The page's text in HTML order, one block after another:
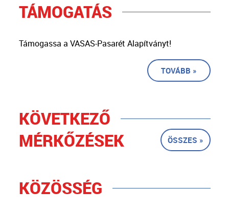
TÁMOGATÁS
Támogassa a VASAS-Pasarét Alapítványt!
TOVÁBB »
KÖVETKEZŐ
MÉRKŐZÉSEK
ÖSSZES »
KÖZÖSSÉG